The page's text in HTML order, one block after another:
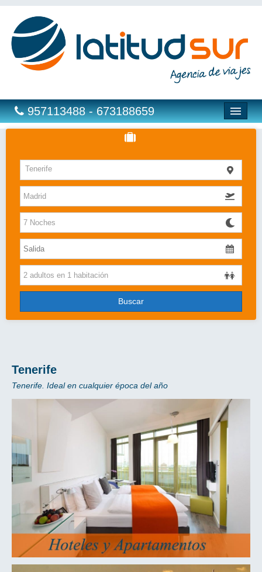
957113488 - 673188659
Hoteles
Costas
Islas
Caribe
Bahia Principe
Cruceros
Grandes Viajes
Más..
Disney
Entradas/Ocio
Blog
Tenerife
Buscar
Tenerife
Tenerife. Ideal en cualquier época del año